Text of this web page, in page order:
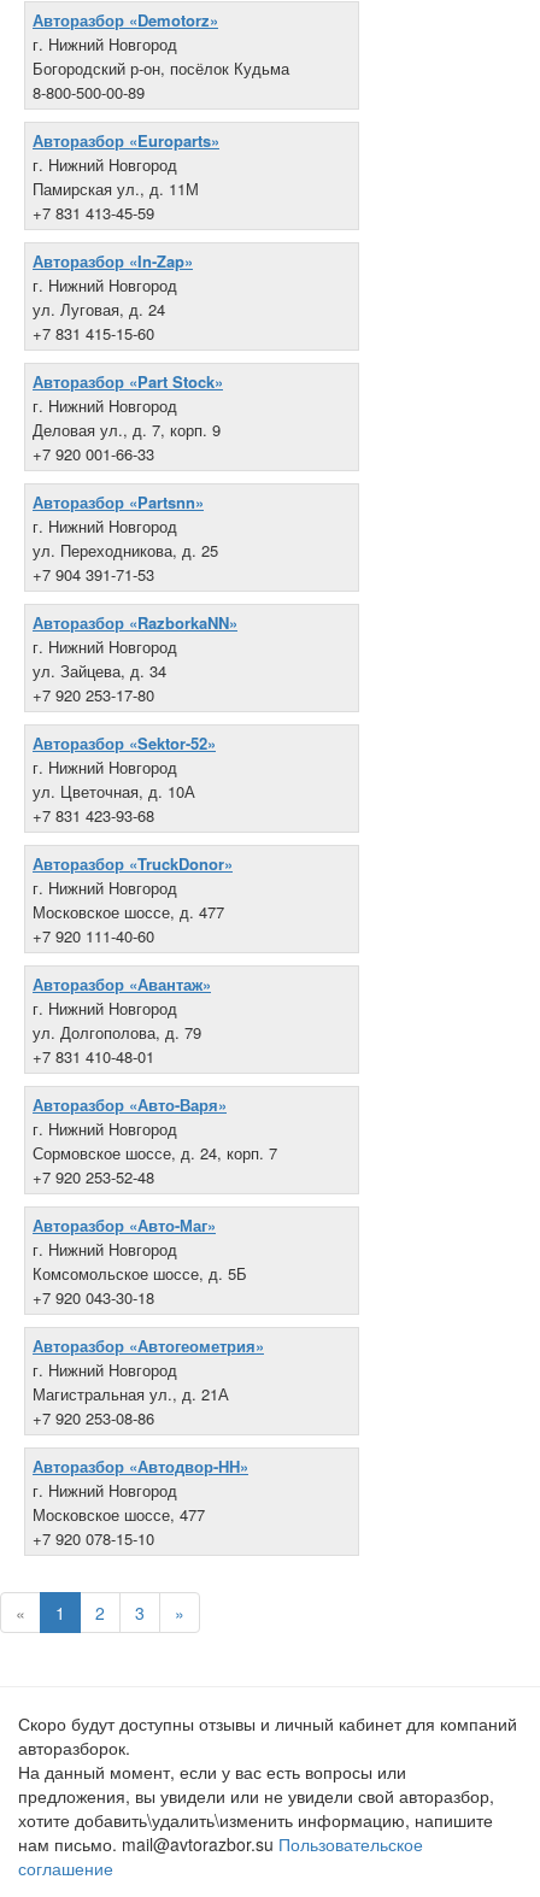
Авторазбор «Demotorz»
г. Нижний Новгород
Богородский р-он, посёлок Кудьма
8-800-500-00-89
Авторазбор «Europarts»
г. Нижний Новгород
Памирская ул., д. 11М
+7 831 413-45-59
Авторазбор «In-Zap»
г. Нижний Новгород
ул. Луговая, д. 24
+7 831 415-15-60
Авторазбор «Part Stock»
г. Нижний Новгород
Деловая ул., д. 7, корп. 9
+7 920 001-66-33
Авторазбор «Partsnn»
г. Нижний Новгород
ул. Переходникова, д. 25
+7 904 391-71-53
Авторазбор «RazborkaNN»
г. Нижний Новгород
ул. Зайцева, д. 34
+7 920 253-17-80
Авторазбор «Sektor-52»
г. Нижний Новгород
ул. Цветочная, д. 10А
+7 831 423-93-68
Авторазбор «TruckDonor»
г. Нижний Новгород
Московское шоссе, д. 477
+7 920 111-40-60
Авторазбор «Авантаж»
г. Нижний Новгород
ул. Долгополова, д. 79
+7 831 410-48-01
Авторазбор «Авто-Варя»
г. Нижний Новгород
Сормовское шоссе, д. 24, корп. 7
+7 920 253-52-48
Авторазбор «Авто-Маг»
г. Нижний Новгород
Комсомольское шоссе, д. 5Б
+7 920 043-30-18
Авторазбор «Автогеометрия»
г. Нижний Новгород
Магистральная ул., д. 21А
+7 920 253-08-86
Авторазбор «Автодвор-НН»
г. Нижний Новгород
Московское шоссе, 477
+7 920 078-15-10
« 1 2 3 »
Скоро будут доступны отзывы и личный кабинет для компаний
авторазборок.
На данный момент, если у вас есть вопросы или
предложения, вы увидели или не увидели свой авторазбор,
хотите добавить\удалить\изменить информацию, напишите
нам письмо. mail@avtorazbor.su Пользовательское
соглашение